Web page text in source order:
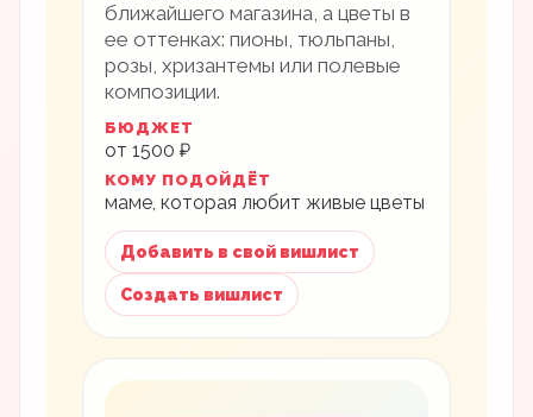
ближайшего магазина, а цветы в
ее оттенках: пионы, тюльпаны,
розы, хризантемы или полевые
композиции.
БЮДЖЕТ
от 1500 ₽
КОМУ ПОДОЙДЁТ
маме, которая любит живые цветы
Добавить в свой вишлист
Создать вишлист